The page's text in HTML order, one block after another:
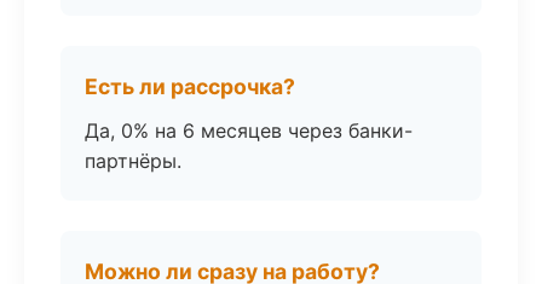
Есть ли рассрочка?
Да, 0% на 6 месяцев через банки-
партнёры.
Можно ли сразу на работу?